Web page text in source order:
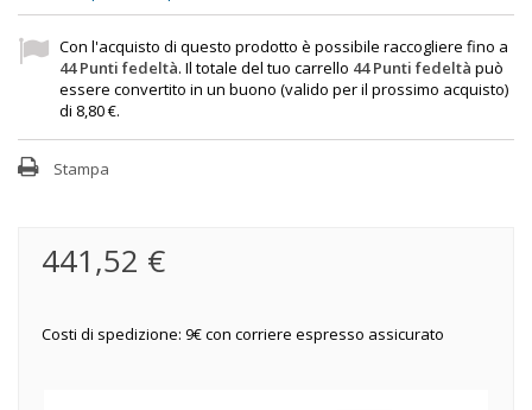
Con l'acquisto di questo prodotto è possibile raccogliere fino a
44Punti fedeltà. Il totale del tuo carrello 44Punti fedeltà può
essere convertito in un buono (valido per il prossimo acquisto)
di 8,80 €.
Stampa
441,52 €
Costi di spedizione: 9€ con corriere espresso assicurato